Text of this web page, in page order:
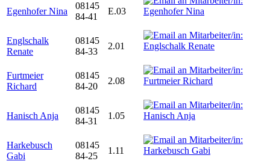
Egenhofer Nina
08145
84-41
E.03
Englschalk
Renate
08145
84-33
2.01
Furtmeier
Richard
08145
84-20
2.08
Hanisch Anja
08145
84-31
1.05
Harkebusch
Gabi
08145
84-25
1.11